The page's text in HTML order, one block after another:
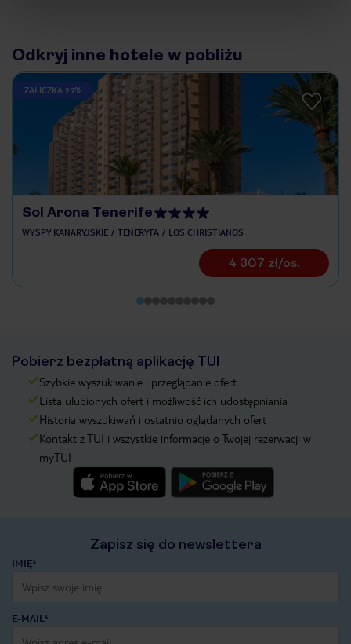
Odkryj inne hotele w pobliżu
ZALICZKA 25%
Sol Arona Tenerife
WYSPY KANARYJSKIE TENERYFA LOS CHRISTIANOS
4 307 zł/os.
Pobierz bezpłatną aplikację TUI
Szybkie wyszukiwanie i przeglądanie ofert
Lista ulubionych ofert i możliwość ich udostępniania
Historia wyszukiwań i ostatnio oglądanych ofert
Kontakt z TUI i wszystkie informacje o Twojej rezerwacji w
myTUI
Zapisz się do newslettera
IMIĘ*
E-MAIL*